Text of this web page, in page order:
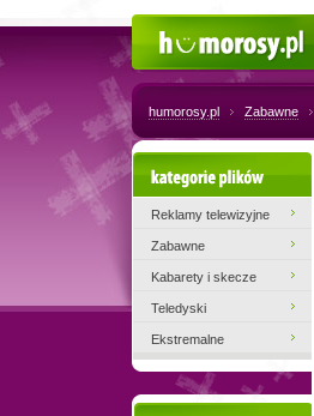
humorosy.pl Zabawne
Kategorie plików
Reklamy telewizyjne
Zabawne
Kabarety i skecze
Teledyski
Ekstremalne